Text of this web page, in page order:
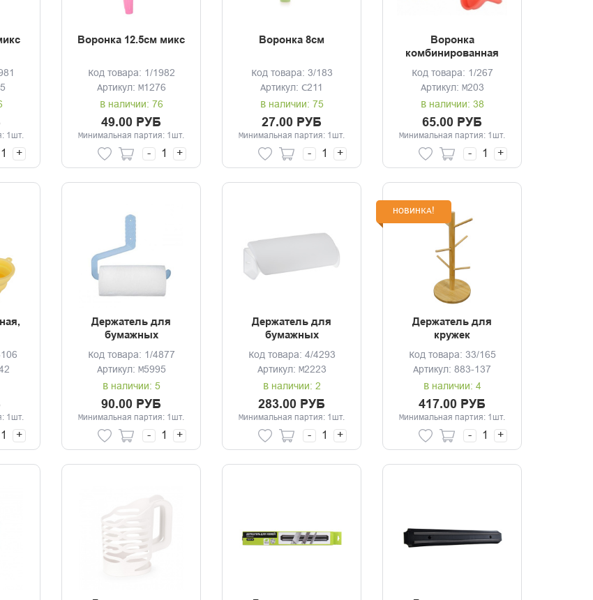
1шт.
+
Воронка 12.5см микс
Код товара: 1/1982
Артикул: М1276
В наличии: 76
49.00 РУБ
Минимальная партия: 1шт.
- +
Воронка 8см
Код товара: 3/183
Артикул: С211
В наличии: 75
27.00 РУБ
Минимальная партия: 1шт.
- +
Воронка
комбинированная
Код товара: 1/267
Артикул: М203
В наличии: 38
65.00 РУБ
Минимальная партия: 1шт.
- +
1шт.
+
Держатель для
бумажных
полотенец
Код товара: 1/4877
Артикул: М5995
В наличии: 5
90.00 РУБ
Минимальная партия: 1шт.
- +
Держатель для
бумажных
полотенец белый
Код товара: 4/4293
Артикул: М2223
В наличии: 2
283.00 РУБ
Минимальная партия: 1шт.
- +
НОВИНКА!
Держатель для
кружек
16,5*16,5*32см
бамбук
Код товара: 33/165
Артикул: 883-137
В наличии: 4
417.00 РУБ
Минимальная партия: 1шт.
- +